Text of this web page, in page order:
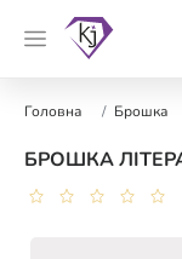
Головна Брошка
БРОШКА